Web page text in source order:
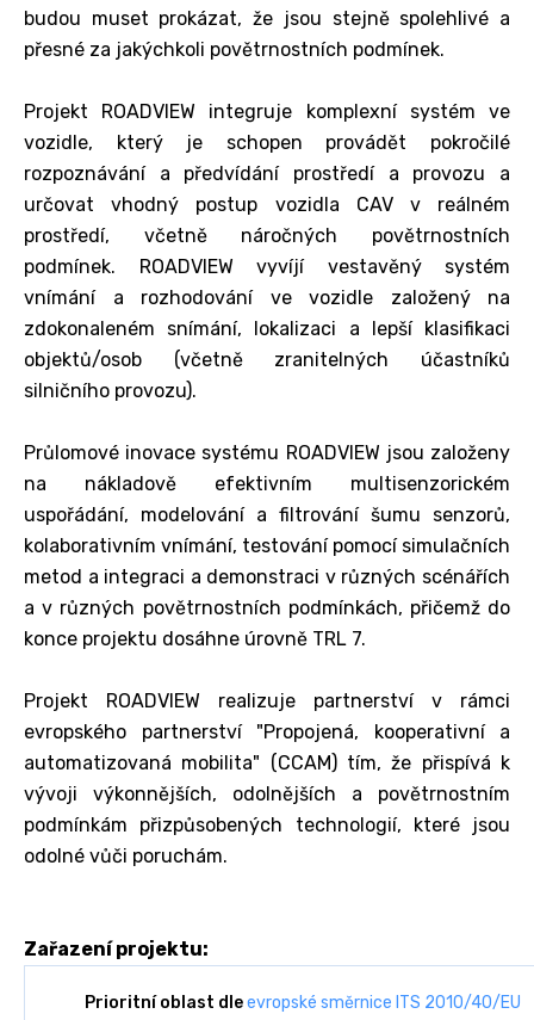
budou muset prokázat, že jsou stejně spolehlivé a
přesné za jakýchkoli povětrnostních podmínek.
Projekt ROADVIEW integruje komplexní systém ve
vozidle, který je schopen provádět pokročilé
rozpoznávání a předvídání prostředí a provozu a
určovat vhodný postup vozidla CAV v reálném
prostředí, včetně náročných povětrnostních
podmínek. ROADVIEW vyvíjí vestavěný systém
vnímání a rozhodování ve vozidle založený na
zdokonaleném snímání, lokalizaci a lepší klasifikaci
objektů/osob (včetně zranitelných účastníků
silničního provozu).
Průlomové inovace systému ROADVIEW jsou založeny
na nákladově efektivním multisenzorickém
uspořádání, modelování a filtrování šumu senzorů,
kolaborativním vnímání, testování pomocí simulačních
metod a integraci a demonstraci v různých scénářích
a v různých povětrnostních podmínkách, přičemž do
konce projektu dosáhne úrovně TRL 7.
Projekt ROADVIEW realizuje partnerství v rámci
evropského partnerství "Propojená, kooperativní a
automatizovaná mobilita" (CCAM) tím, že přispívá k
vývoji výkonnějších, odolnějších a povětrnostním
podmínkám přizpůsobených technologií, které jsou
odolné vůči poruchám.
Zařazení projektu:
Prioritní oblast dleevropské směrnice ITS 2010/40/EU